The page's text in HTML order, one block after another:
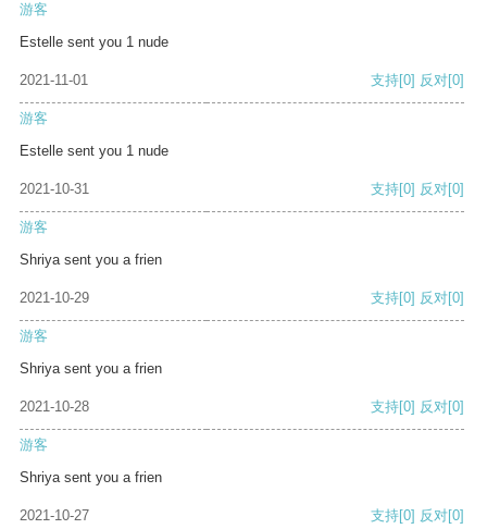
游客
Estelle sent you 1 nude
2021-11-01 支持[0] 反对[0]
游客
Estelle sent you 1 nude
2021-10-31 支持[0] 反对[0]
游客
Shriya sent you a frien
2021-10-29 支持[0] 反对[0]
游客
Shriya sent you a frien
2021-10-28 支持[0] 反对[0]
游客
Shriya sent you a frien
2021-10-27 支持[0] 反对[0]